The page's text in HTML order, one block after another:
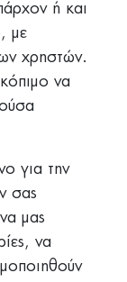
ή και
με
χρηστών.
να
για την
σας
μας
να